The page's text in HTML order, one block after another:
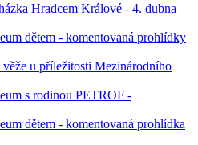
Hradcem Králové - 4. dubna
dětem - komentovaná prohlídky
u příležitosti Mezinárodního
s rodinou PETROF -
dětem - komentovaná prohlídka